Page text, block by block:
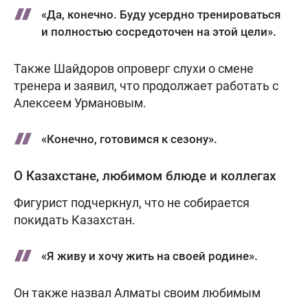
«Да, конечно. Буду усердно тренироваться
и полностью сосредоточен на этой цели».
Также Шайдоров опроверг слухи о смене
тренера и заявил, что продолжает работать с
Алексеем Урмановым.
«Конечно, готовимся к сезону».
О Казахстане, любимом блюде и коллегах
Фигурист подчеркнул, что не собирается
покидать Казахстан.
«Я живу и хочу жить на своей родине».
Он также назвал Алматы своим любимым